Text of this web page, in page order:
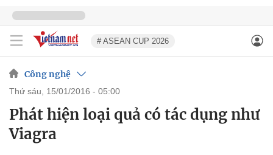
# ASEAN CUP 2026
Công nghệ
thứ sáu, 15/01/2016 - 05:00
Phát hiện loại quả có tác dụng như
Viagra